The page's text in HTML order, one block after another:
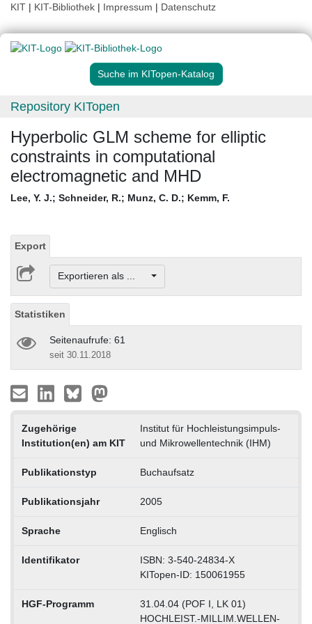
KIT | KIT-Bibliothek | Impressum | Datenschutz
Suche im KITopen-Katalog
Repository KITopen
Hyperbolic GLM scheme for elliptic
constraints in computational
electromagnetic and MHD
Lee, Y. J.; Schneider, R.; Munz, C. D.; Kemm, F.
Export
Exportieren als ...
Statistiken
Seitenaufrufe: 61
seit 30.11.2018
Zugehörige
Institution(en) am KIT
Institut für Hochleistungsimpuls-
und Mikrowellentechnik (IHM)
Publikationstyp Buchaufsatz
Publikationsjahr 2005
Sprache Englisch
Identifikator
ISBN: 3-540-24834-X
KITopen-ID: 150061955
HGF-Programm
31.04.04 (POF I, LK 01)
HOCHLEIST.-MILLIM.WELLEN-